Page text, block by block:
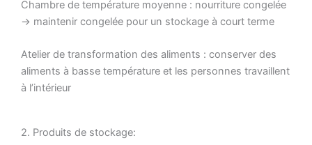
Chambre de température moyenne : nourriture congelée
→ maintenir congelée pour un stockage à court terme
Atelier de transformation des aliments : conserver des
aliments à basse température et les personnes travaillent
à l’intérieur
2. Produits de stockage: